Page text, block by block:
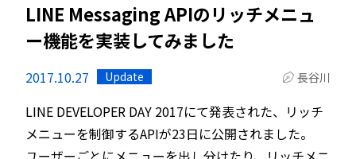
LINE Messaging APIのリッチメニュ
ー機能を実装してみました
2017.10.27 Update 長谷川
LINE DEVELOPER DAY 2017にて発表された、リッチ
メニューを制御するAPIが23日に公開されました。